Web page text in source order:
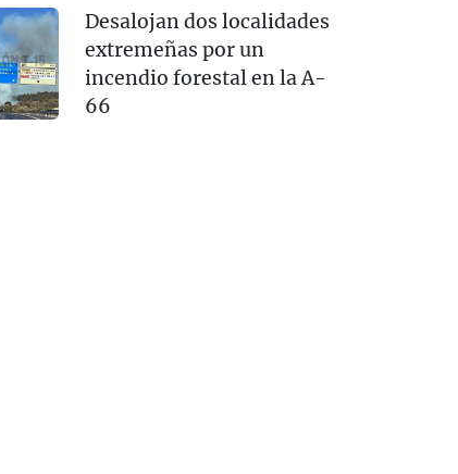
Desalojan dos localidades
extremeñas por un
incendio forestal en la A-
66